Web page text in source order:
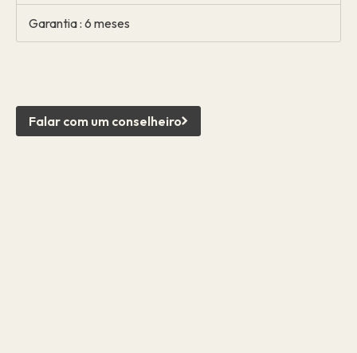
Garantia : 6 meses
Falar com um conselheiro